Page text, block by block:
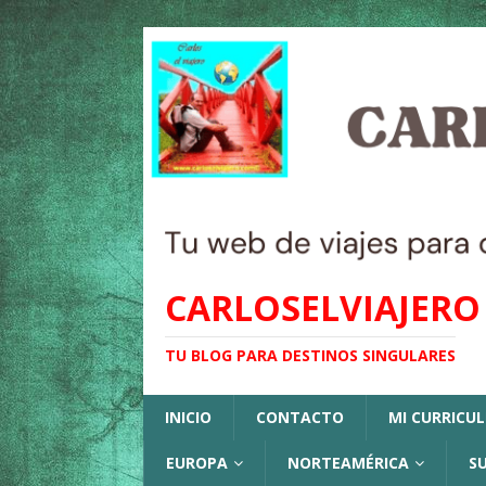
CARLOSELVIAJERO
TU BLOG PARA DESTINOS SINGULARES
INICIO CONTACTO MI
EUROPA NORTEAMÉRICA